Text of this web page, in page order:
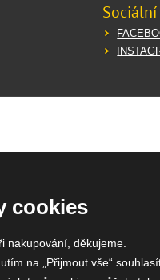
cookies
nakupování, děkujeme.
na „Přijmout vše“